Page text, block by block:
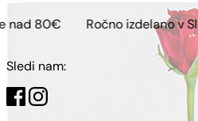
Ročno izdelano v Sloveniji
Sledi nam: